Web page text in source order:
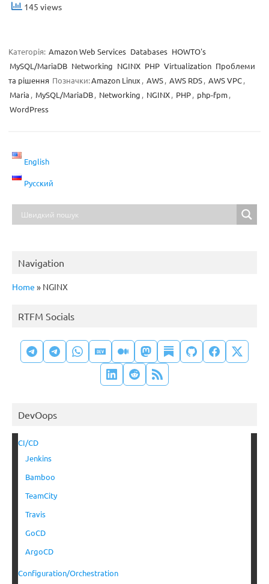
145 views
Категорія: Amazon Web Services Databases HOWTO's
MySQL/MariaDB Networking NGINX PHP Virtualization Проблеми
та рішення Позначки:Amazon Linux , AWS, AWS RDS, AWS VPC,
Maria , MySQL/MariaDB, Networking , NGINX, PHP, php-fpm,
WordPress
English
Русский
Navigation
Home » NGINX
RTFM Socials
DevOops
CI/CD
Jenkins
Bamboo
TeamCity
Travis
GoCD
ArgoCD
Configuration/Orchestration